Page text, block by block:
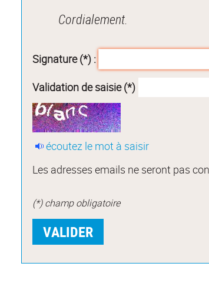
Cordialement.
Signature (*) :
Validation de saisie (*)
écoutez le mot à saisir
Les adresses emails ne seront pas
(*) champ obligatoire